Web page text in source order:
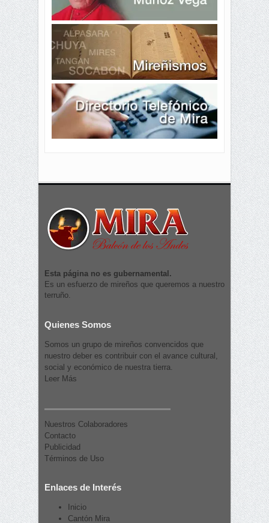
Esta página no es gubernamental.
Es un esfuerzo de mireños que queremos a nuestro
terruño.
Quienes Somos
Somos un grupo de mireños convencidos que
nuestro deber es contribuir con el avance cultural,
social y económico de nuestra tierra.
Leer Más
Nuestros Colaboradores
Contacto
Publicidad
Términos de Uso
Enlaces de Interés
Inicio
Cantón Mira